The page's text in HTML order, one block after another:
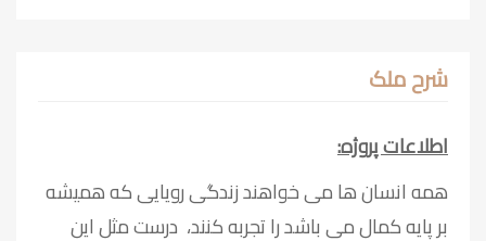
شرح ملک
اطلاعات پروژه:
همه انسان ها می خواهند زندگی رویایی که همیشه
بر پایه کمال می باشد را تجربه کنند، درست مثل این